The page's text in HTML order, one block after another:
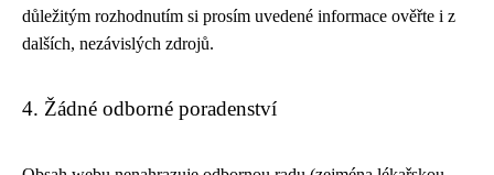
důležitým rozhodnutím si prosím uvedené informace ověřte i z
dalších, nezávislých zdrojů.
4. Žádné odborné poradenství